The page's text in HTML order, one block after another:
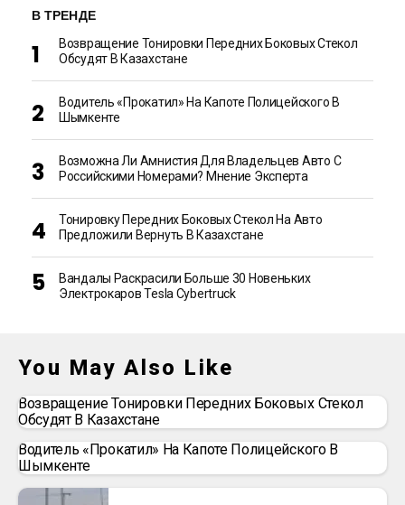
В ТРЕНДЕ
Возвращение Тонировки Передних Боковых Стекол
Обсудят В Казахстане
Водитель «прокатил» На Капоте Полицейского В
Шымкенте
Возможна Ли Амнистия Для Владельцев Авто С
Российскими Номерами? Мнение Эксперта
Тонировку Передних Боковых Стекол На Авто
Предложили Вернуть В Казахстане
Вандалы Раскрасили Больше 30 Новеньких
Электрокаров Tesla Cybertruck
You May Also Like
Возвращение Тонировки Передних Боковых Стекол
Обсудят В Казахстане
Водитель «прокатил» На Капоте Полицейского В
Шымкенте